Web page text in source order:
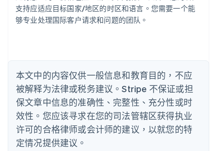
支持应适应目标国家/地区的时区和语言。您需要一个能
够专业处理国际客户请求和问题的团队。
本文中的内容仅供一般信息和教育目的，不应
被解释为法律或税务建议。Stripe 不保证或担
保文章中信息的准确性、完整性、充分性或时
效性。您应该寻求在您的司法管辖区获得执业
许可的合格律师或会计师的建议，以就您的特
定情况提供建议。
PortuguêsEnglish
保加利亚
English
丹麦
English
德国
DeutschEnglish
法国
FrançaisEnglish
芬兰
EnglishSvenska